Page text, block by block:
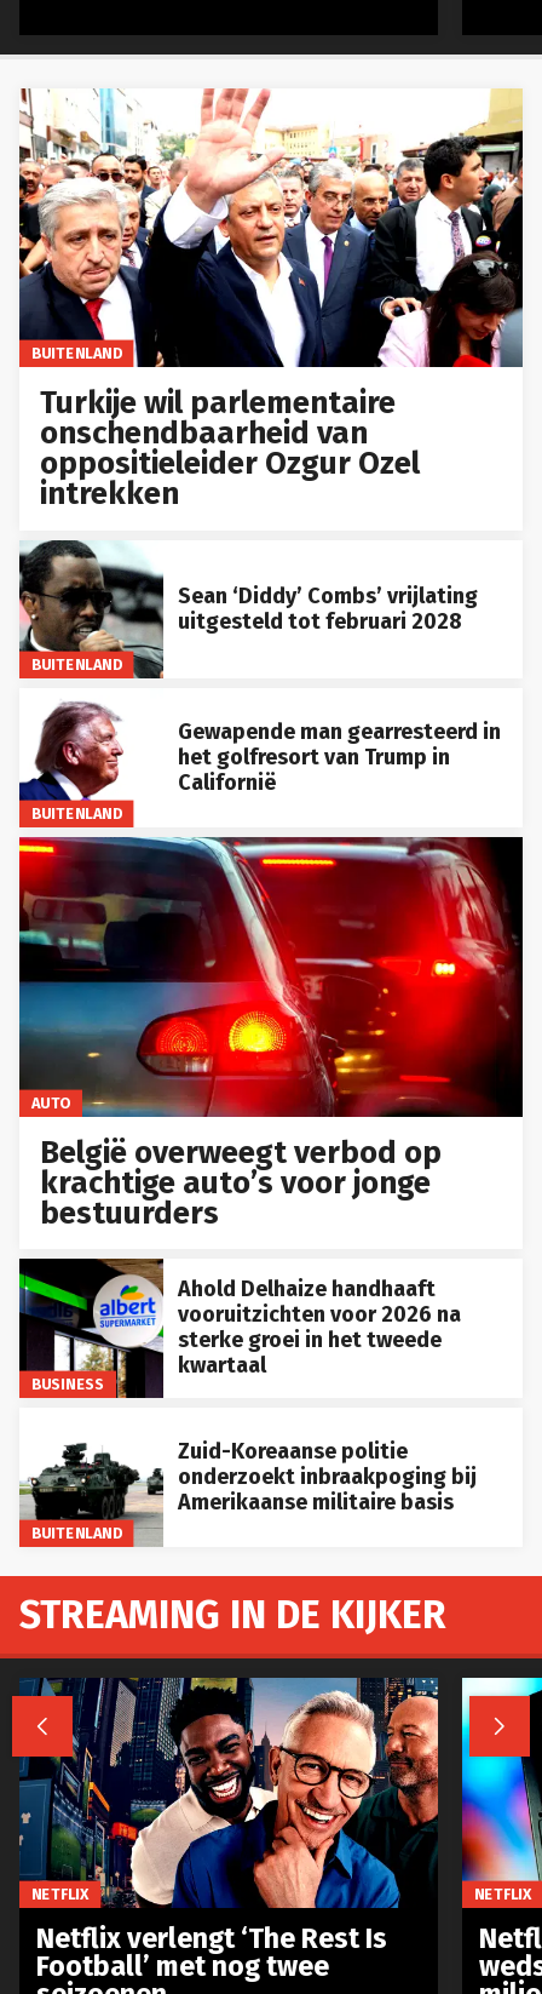
BUITENLAND
Turkije wil parlementaire
onschendbaarheid van
oppositieleider Ozgur Ozel
intrekken
BUITENLAND
Sean ‘Diddy’ Combs’ vrijlating
uitgesteld tot februari 2028
BUITENLAND
Gewapende man gearresteerd in
het golfresort van Trump in
Californië
AUTO
België overweegt verbod op
krachtige auto’s voor jonge
bestuurders
BUSINESS
Ahold Delhaize handhaaft
vooruitzichten voor 2026 na
sterke groei in het tweede
kwartaal
BUITENLAND
Zuid-Koreaanse politie
onderzoekt inbraakpoging bij
Amerikaanse militaire basis
STREAMING IN DE KIJKER
 
NETFLIX
Netflix verlengt ‘The Rest Is
Football’ met nog twee
NETFLIX